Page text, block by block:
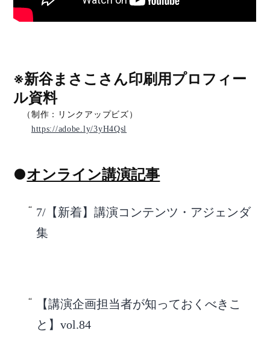
※新谷まさこさん印刷用プロフィー
ル資料
（制作：リンクアップビズ）
https://adobe.ly/3yH4Qsl
●オンライン講演記事
7/【新着】講演コンテンツ・アジェンダ
集
【講演企画担当者が知っておくべきこ
と】vol.84